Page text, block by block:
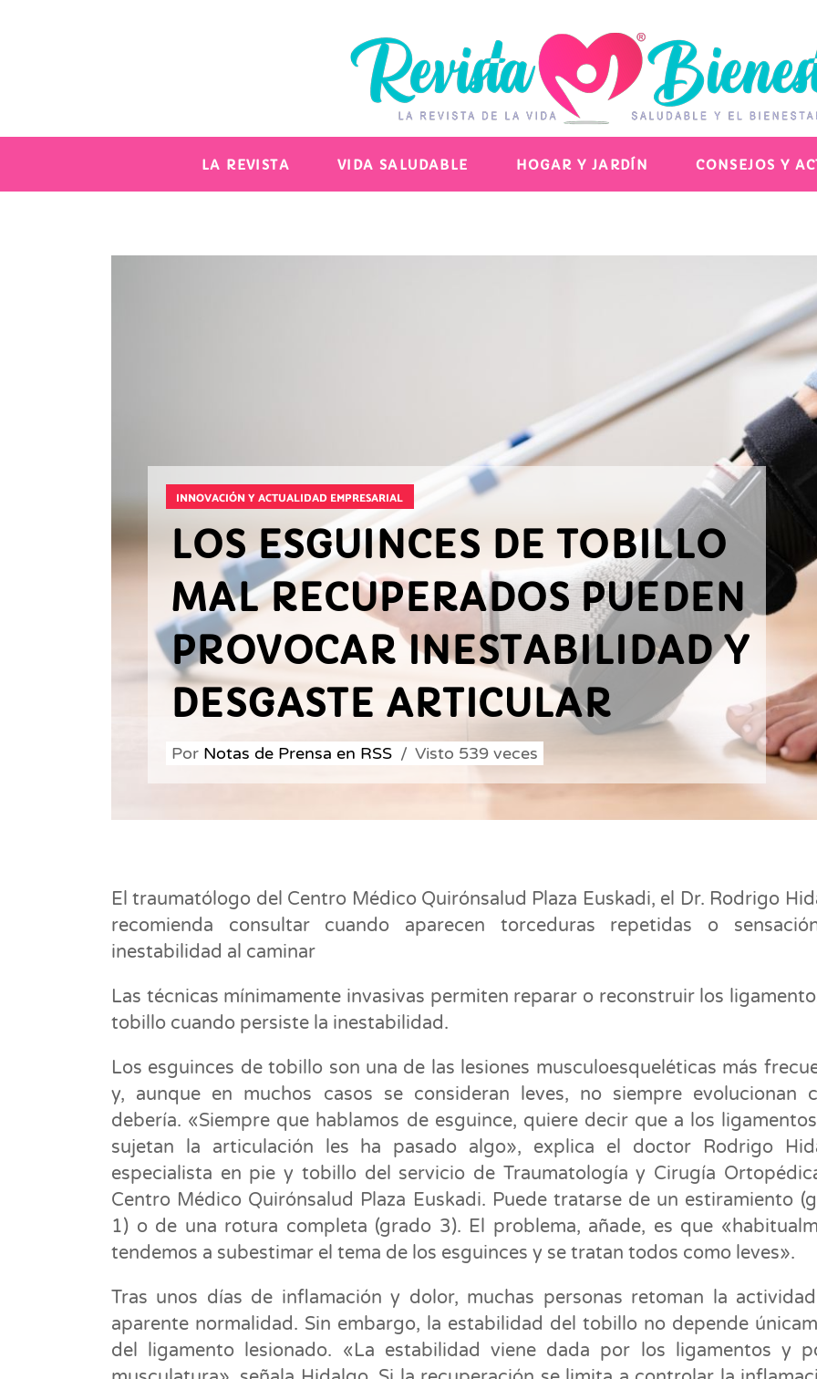
LA REVISTA VIDA SALUDABLE HOGAR Y JARDÍN CONSEJOS Y
INNOVACIÓN Y ACTUALIDAD EMPRESARIAL
LOS ESGUINCES DE TOBILLO
MAL RECUPERADOS PUEDEN
PROVOCAR INESTABILIDAD Y
DESGASTE ARTICULAR
Por Notas de Prensa en RSS Visto 539 veces
El traumatólogo del Centro Médico Quirónsalud Plaza Euskadi, el Dr. Rodrigo
recomienda consultar cuando aparecen torceduras repetidas o
inestabilidad al caminar
Las técnicas mínimamente invasivas permiten reparar o reconstruir los
tobillo cuando persiste la inestabilidad.
Los esguinces de tobillo son una de las lesiones musculoesqueléticas más
y, aunque en muchos casos se consideran leves, no siempre evolucionan
debería. «Siempre que hablamos de esguince, quiere decir que a los
sujetan la articulación les ha pasado algo», explica el doctor Rodrigo
especialista en pie y tobillo del servicio de Traumatología y Cirugía
Centro Médico Quirónsalud Plaza Euskadi. Puede tratarse de un estiramiento
1) o de una rotura completa (grado 3). El problema, añade, es que
tendemos a subestimar el tema de los esguinces y se tratan todos como leves».
Tras unos días de inflamación y dolor, muchas personas retoman la
aparente normalidad. Sin embargo, la estabilidad del tobillo no depende
del ligamento lesionado. «La estabilidad viene dada por los ligamentos y